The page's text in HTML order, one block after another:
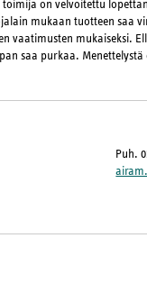
on velvoitettu
mukaan tuotteen saa
vaatimusten mukaiseksi.
saa purkaa.
Puh.